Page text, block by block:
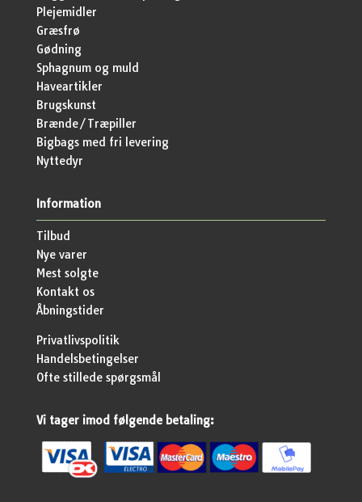
Plejemidler
Græsfrø
Gødning
Sphagnum og muld
Haveartikler
Brugskunst
Brænde/Træpiller
Bigbags med fri levering
Nyttedyr
Information
Tilbud
Nye varer
Mest solgte
Kontakt os
Åbningstider
Privatlivspolitik
Handelsbetingelser
Ofte stillede spørgsmål
Vi tager imod følgende betaling: